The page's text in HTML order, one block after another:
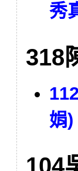
秀
318
娟)